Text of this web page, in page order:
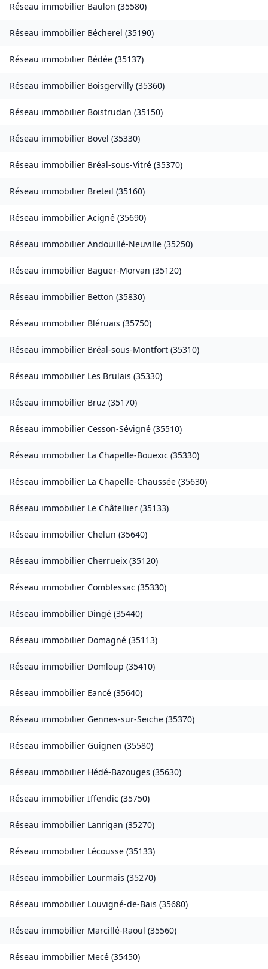
Réseau immobilier Baulon (35580)
Réseau immobilier Bécherel (35190)
Réseau immobilier Bédée (35137)
Réseau immobilier Boisgervilly (35360)
Réseau immobilier Boistrudan (35150)
Réseau immobilier Bovel (35330)
Réseau immobilier Bréal-sous-Vitré (35370)
Réseau immobilier Breteil (35160)
Réseau immobilier Acigné (35690)
Réseau immobilier Andouillé-Neuville (35250)
Réseau immobilier Baguer-Morvan (35120)
Réseau immobilier Betton (35830)
Réseau immobilier Bléruais (35750)
Réseau immobilier Bréal-sous-Montfort (35310)
Réseau immobilier Les Brulais (35330)
Réseau immobilier Bruz (35170)
Réseau immobilier Cesson-Sévigné (35510)
Réseau immobilier La Chapelle-Bouëxic (35330)
Réseau immobilier La Chapelle-Chaussée (35630)
Réseau immobilier Le Châtellier (35133)
Réseau immobilier Chelun (35640)
Réseau immobilier Cherrueix (35120)
Réseau immobilier Comblessac (35330)
Réseau immobilier Dingé (35440)
Réseau immobilier Domagné (35113)
Réseau immobilier Domloup (35410)
Réseau immobilier Eancé (35640)
Réseau immobilier Gennes-sur-Seiche (35370)
Réseau immobilier Guignen (35580)
Réseau immobilier Hédé-Bazouges (35630)
Réseau immobilier Iffendic (35750)
Réseau immobilier Lanrigan (35270)
Réseau immobilier Lécousse (35133)
Réseau immobilier Lourmais (35270)
Réseau immobilier Louvigné-de-Bais (35680)
Réseau immobilier Marcillé-Raoul (35560)
Réseau immobilier Mecé (35450)